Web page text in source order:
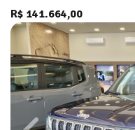
R$ 141.664,00